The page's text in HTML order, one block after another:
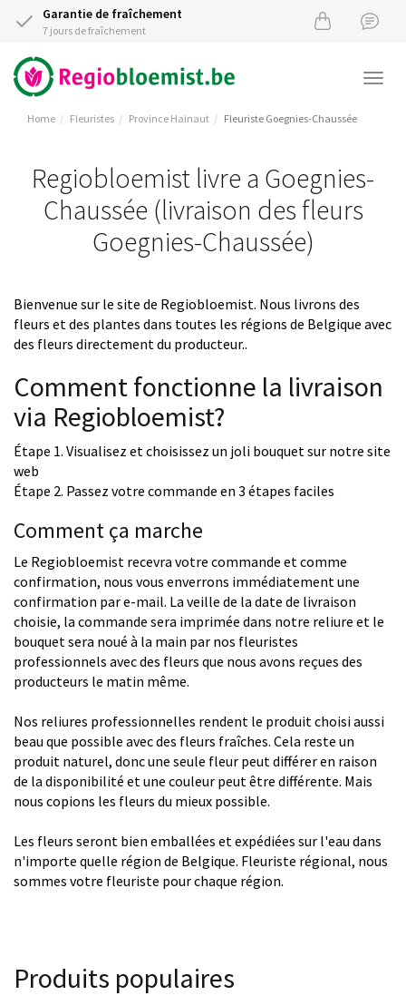
Garantie de fraîchement
7 jours de fraîchement
Home Fleuristes Province Hainaut Fleuriste Goegnies-Chaussée
Regiobloemist livre a Goegnies-
Chaussée (livraison des fleurs
Goegnies-Chaussée)
Bienvenue sur le site de Regiobloemist. Nous livrons des
fleurs et des plantes dans toutes les régions de Belgique avec
des fleurs directement du producteur..
Comment fonctionne la livraison
via Regiobloemist?
Étape 1. Visualisez et choisissez un joli bouquet sur notre site
web
Étape 2. Passez votre commande en 3 étapes faciles
Comment ça marche
Le Regiobloemist recevra votre commande et comme
confirmation, nous vous enverrons immédiatement une
confirmation par e-mail. La veille de la date de livraison
choisie, la commande sera imprimée dans notre reliure et le
bouquet sera noué à la main par nos fleuristes
professionnels avec des fleurs que nous avons reçues des
producteurs le matin même.
Nos reliures professionnelles rendent le produit choisi aussi
beau que possible avec des fleurs fraîches. Cela reste un
produit naturel, donc une seule fleur peut différer en raison
de la disponibilité et une couleur peut être différente. Mais
nous copions les fleurs du mieux possible.
Les fleurs seront bien emballées et expédiées sur l'eau dans
n'importe quelle région de Belgique. Fleuriste régional, nous
sommes votre fleuriste pour chaque région.
Produits populaires